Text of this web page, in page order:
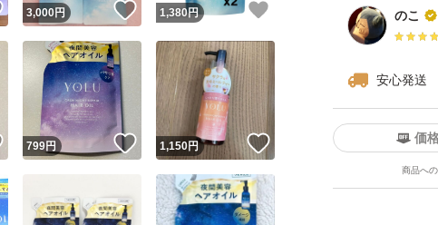
のこ
安心発送
価
商品へ
いいね！
3,000円 いいね！
1,380円
いいね！
799円 いいね！
1,150円